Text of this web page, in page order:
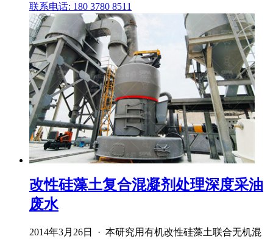
联系电话: 180 3780 8511
改性硅藻土复合混凝剂处理深度采油
废水
2014年3月26日 · 本研究用有机改性硅藻土联合无机混